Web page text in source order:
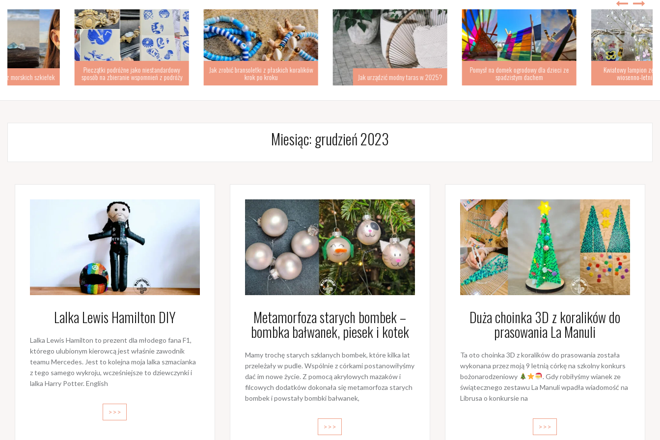
Pieczątki podróżne jako niestandardowy
sposób na zbieranie wspomnień z podróży
Jak zrobić bransoletki z płaskich koralików
Jak urządzić modny taras w 2025?
Pomysł na domek ogrodowy dla dzieci ze
spadzistym dachem
Kwiatowy lampion ze słoika – urocza
wiosenno-letnia dekoracja
Miesiąc:grudzień 2023
Lalka Lewis Hamilton DIY
Lalka Lewis Hamilton to prezent dla młodego fana F1,
którego ulubionym kierowcą jest właśnie zawodnik
teamu Mercedes. Jest to kolejna moja lalka szmacianka
z tego samego wykroju, wcześniejsze to dziewczynki i
lalka Harry Potter. English
>>>
Metamorfoza starych bombek –
bombka bałwanek, piesek i kotek
Mamy trochę starych szklanych bombek, które kilka lat
przeleżały w pudle. Wspólnie z córkami postanowiłyśmy
dać im nowe życie. Z pomocą akrylowych mazaków i
filcowych dodatków dokonała się metamorfoza starych
bombek i powstały bombki bałwanek,
>>>
Duża choinka 3D z koralików do
prasowania La Manuli
Ta oto choinka 3D z koralików do prasowania została
wykonana przez moją 9 letnią córkę na szkolny konkurs
bożonarodzeniowy
. Gdy robiłyśmy wianek ze
świątecznego zestawu La Manuli wpadła wiadomość na
Librusa o konkursie na
>>>